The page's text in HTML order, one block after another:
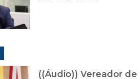
((Áudio)) Vereador de